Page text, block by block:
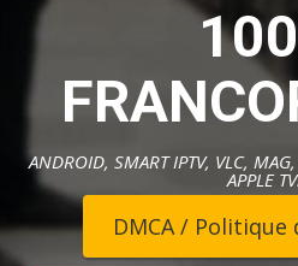
ANDROID, SMART IPTV, VLC,
APPLE
DMCA /